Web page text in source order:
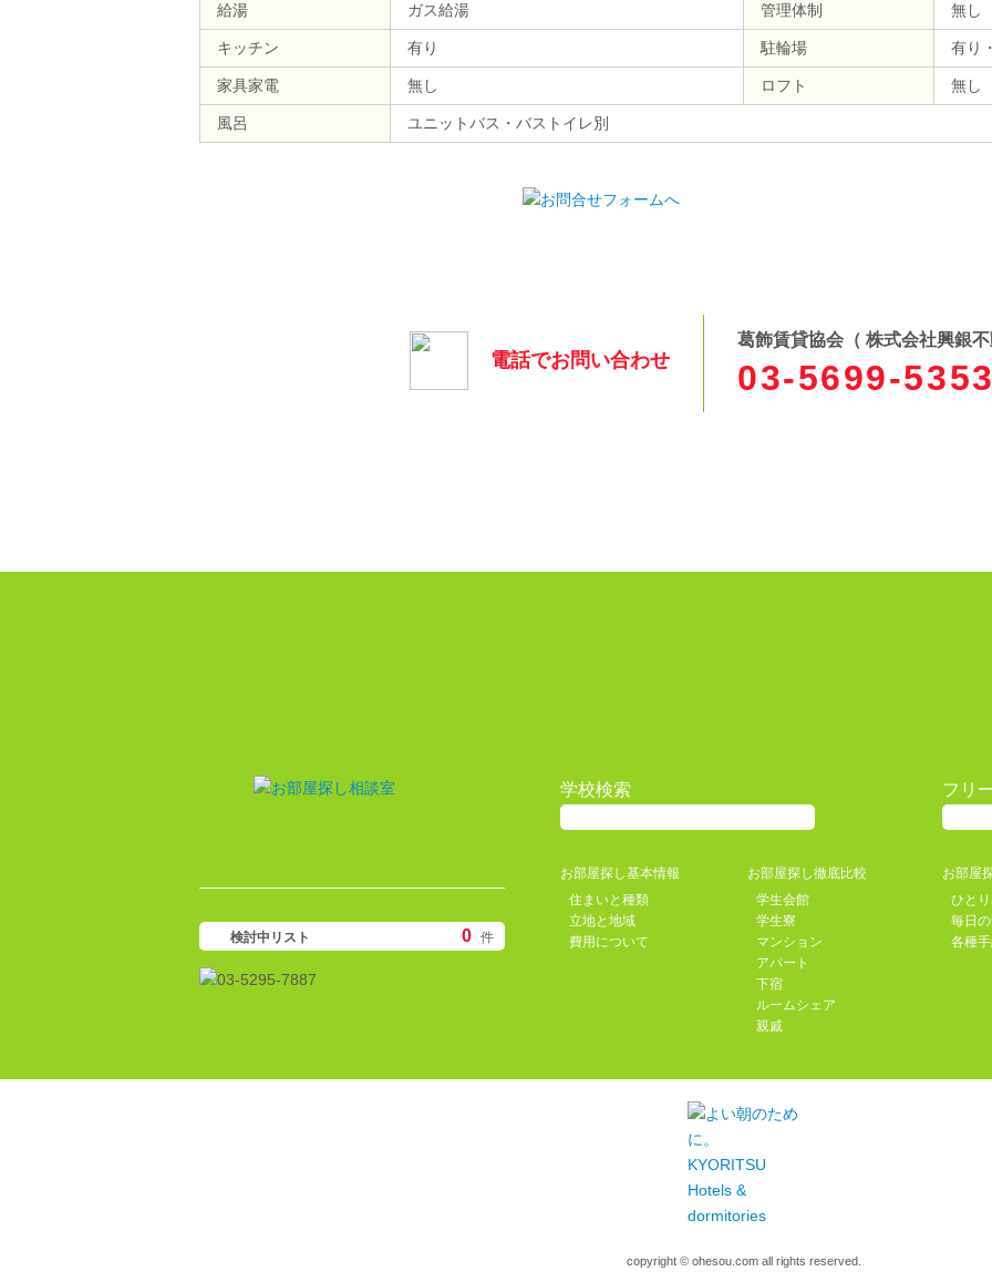
給湯 ガス給湯 管理体制 無し
キッチン 有り 駐輪場 有り
家具家電 無し ロフト 無し
風呂 ユニットバス・バストイレ別
電話でお問い合わせ
葛飾賃貸協会（ 株式会社興銀不
03-5699-5353
検討中リスト 0 件
学校検索 フリ
お部屋探し基本情報
住まいと種類
立地と地域
費用について
お部屋探し徹底比較
学生会館
学生寮
マンション
アパート
下宿
ルームシェア
親戚
お部屋
ひと
毎日
各種
copyright © ohesou.com all rights reserved.